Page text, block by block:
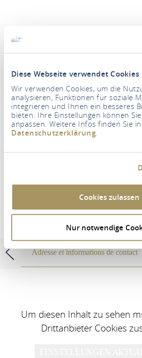
Diese Webseite verwendet Cookies
Wir verwenden Cookies, um die
analysieren, Funktionen für soziale
integrieren und Ihnen ein besseres
bieten. Ihre Einstellungen können
anpassen. Weitere Infos finden Sie
Datenschutzerklärung
Cookies zulassen
Nur notwendige
Période
Personnes
RECHERCHER UN
Ferienwohnung
Adresse et informations de contact
Um diesen Inhalt zu sehen
Drittanbieter Cookies